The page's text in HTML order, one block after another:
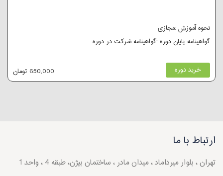
نحوه آموزش :مجازی
گواهینامه پایان دوره :گواهینامه شرکت در دوره
خرید دوره 650,000 تومان
ارتباط با ما
تهران ، بلوار میرداماد ، میدان مادر ، ساختمان بیژن، طبقه 4 ، واحد 1